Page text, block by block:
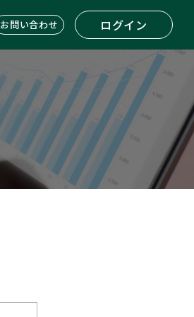
お問い合わせ ログイン